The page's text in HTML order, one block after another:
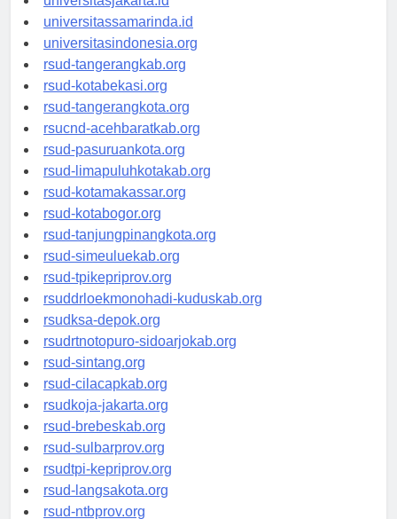
universitasjakarta.id
universitassamarinda.id
universitasindonesia.org
rsud-tangerangkab.org
rsud-kotabekasi.org
rsud-tangerangkota.org
rsucnd-acehbaratkab.org
rsud-pasuruankota.org
rsud-limapuluhkotakab.org
rsud-kotamakassar.org
rsud-kotabogor.org
rsud-tanjungpinangkota.org
rsud-simeuluekab.org
rsud-tpikepriprov.org
rsuddrloekmonohadi-kuduskab.org
rsudksa-depok.org
rsudrtnotopuro-sidoarjokab.org
rsud-sintang.org
rsud-cilacapkab.org
rsudkoja-jakarta.org
rsud-brebeskab.org
rsud-sulbarprov.org
rsudtpi-kepriprov.org
rsud-langsakota.org